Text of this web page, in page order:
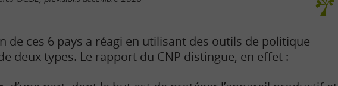
de ces 6 pays a réagi en utilisant des outils de politique
deux types. Le rapport du CNP distingue, en effet :